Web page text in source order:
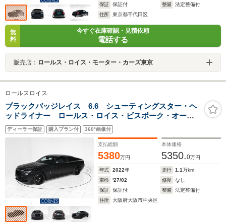
保証
保証付 整備
法定整備付
住所
東京都千代田区
無
料
今すぐ在庫確認・見積依頼
電話する
販売店： ロールス・ロイス・モーター・カーズ東京
ロールスロイス
ブラックバッジレイス 6.6 シューティングスター・ヘ
ッドライナー ロールス・ロイス・ビスポーク・オーデ
ィオ
ディーラー保証 購入プラン付 360°画像付
支払総額
5380万円
本体価格
5350.0万円
年式 2022年 走行 1.1万km
車検
'27/02 修復
なし
保証
保証付 整備
法定整備付
住所
大阪府大阪市中央区